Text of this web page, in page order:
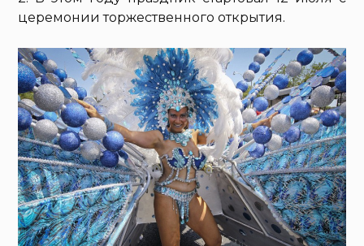
церемонии торжественного открытия.